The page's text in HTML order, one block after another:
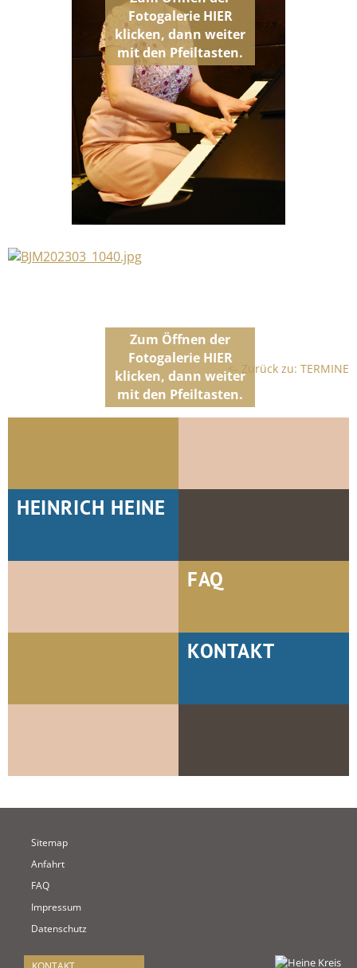
<- Zurück zu: TERMINE
HEINRICH HEINE
FAQ
KONTAKT
Sitemap
Anfahrt
FAQ
Impressum
Datenschutz